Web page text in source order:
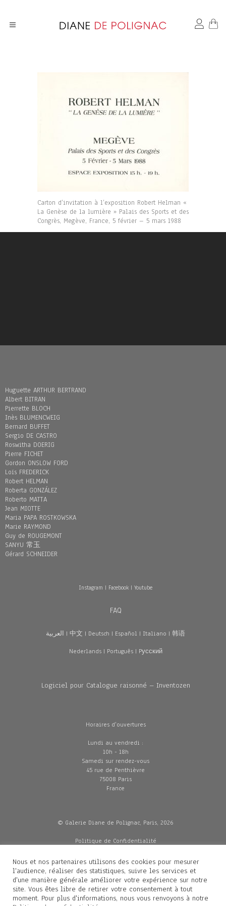
Carton d’invitation à l’exposition Robert Helman «
La Genèse de la lumière » Palais des Sports et des
Congrès, Megève, France, 5 février – 5 mars 1988
Huguette ARTHUR BERTRAND
Albert BITRAN
Pierrette BLOCH
Inès BLUMENCWEIG
Bernard BUFFET
Sergio DE CASTRO
Roswitha DOERIG
Pierre FICHET
Gordon ONSLOW FORD
Loïs FREDERICK
Robert HELMAN
Roberta GONZÁLEZ
Roberto MATTA
Jean MIOTTE
Maria PAPA ROSTKOWSKA
Marie RAYMOND
Guy de ROUGEMONT
SANYU 常玉
Gérard SCHNEIDER
Instagram | Facebook| Youtube
FAQ
العربية | 中文 | Deutsch | Español | Italiano | 韩语
Nederlands| Português| Pусский
Logiciel pour Catalogue raisonné – Inventozen
Horaires d'ouvertures
Lundi au vendredi :
10h - 18h
Samedi sur rendez-vous
45 rue de Penthièvre
75008 Paris
France
© Galerie Diane de Polignac, Paris, 2026
Politique de Confidentialité
Mentions légales
Livraisons
Contacts
Nous et nos partenaires utilisons des cookies pour mesurer
l'audience, réaliser des statistiques, suivre les services et
d'une manière générale améliorer votre expérience sur notre
site. Vous êtes libre de retirer votre consentement à tout
moment. Pour plus d'informations, nous vous renvoyons à notre